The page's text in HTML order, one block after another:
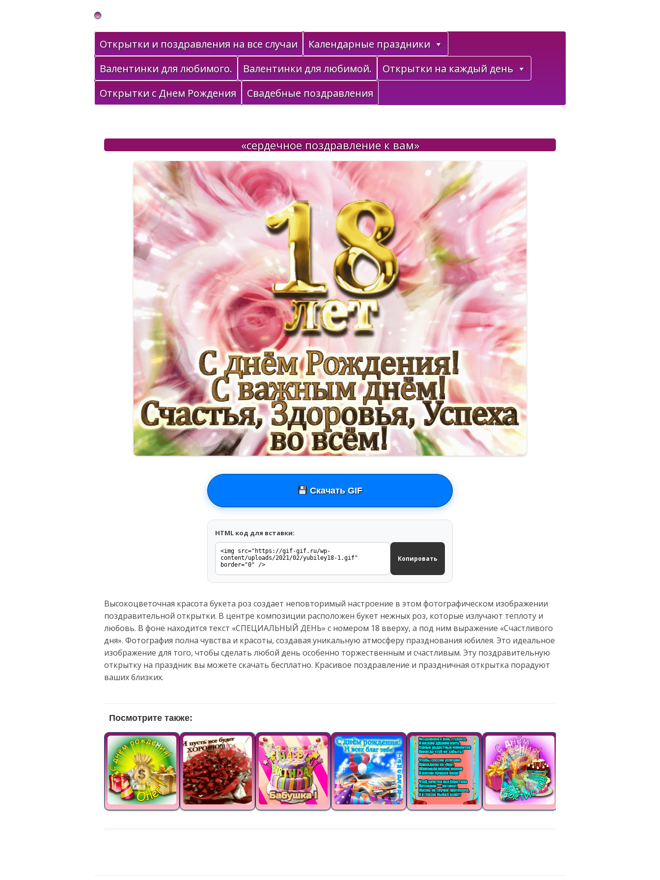
Gif Открытки в подарок
Открытки и поздравления на все случаи
Календарные праздники
Валентинки для любимого.
Валентинки для любимой.
Открытки на каждый день
Открытки с Днем Рождения
Свадебные поздравления
«сердечное поздравление к вам»
Скачать GIF
HTML код для вставки:
Копировать
Высокоцветочная красота букета роз создает неповторимый настроение в этом фотографическом изображении
поздравительной открытки. В центре композиции расположен букет нежных роз, которые излучают теплоту и
любовь. В фоне находится текст «СПЕЦИАЛЬНЫЙ ДЕНЬ» с номером 18 вверху, а под ним выражение «Счастливого
дня». Фотография полна чувства и красоты, создавая уникальную атмосферу празднования юбилея. Это идеальное
изображение для того, чтобы сделать любой день особенно торжественным и счастливым. Эту поздравительную
открытку на праздник вы можете скачать бесплатно. Красивое поздравление и праздничная открытка порадуют
ваших близких.
Посмотрите также: